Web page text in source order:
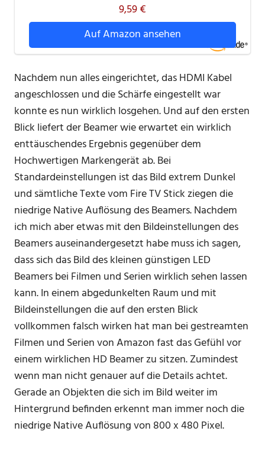
9,59 €
Auf Amazon ansehen
Nachdem nun alles eingerichtet, das HDMI Kabel
angeschlossen und die Schärfe eingestellt war
konnte es nun wirklich losgehen. Und auf den ersten
Blick liefert der Beamer wie erwartet ein wirklich
enttäuschendes Ergebnis gegenüber dem
Hochwertigen Markengerät ab. Bei
Standardeinstellungen ist das Bild extrem Dunkel
und sämtliche Texte vom Fire TV Stick ziegen die
niedrige Native Auflösung des Beamers. Nachdem
ich mich aber etwas mit den Bildeinstellungen des
Beamers auseinandergesetzt habe muss ich sagen,
dass sich das Bild des kleinen günstigen LED
Beamers bei Filmen und Serien wirklich sehen lassen
kann. In einem abgedunkelten Raum und mit
Bildeinstellungen die auf den ersten Blick
vollkommen falsch wirken hat man bei gestreamten
Filmen und Serien von Amazon fast das Gefühl vor
einem wirklichen HD Beamer zu sitzen. Zumindest
wenn man nicht genauer auf die Details achtet.
Gerade an Objekten die sich im Bild weiter im
Hintergrund befinden erkennt man immer noch die
niedrige Native Auflösung von 800 x 480 Pixel.